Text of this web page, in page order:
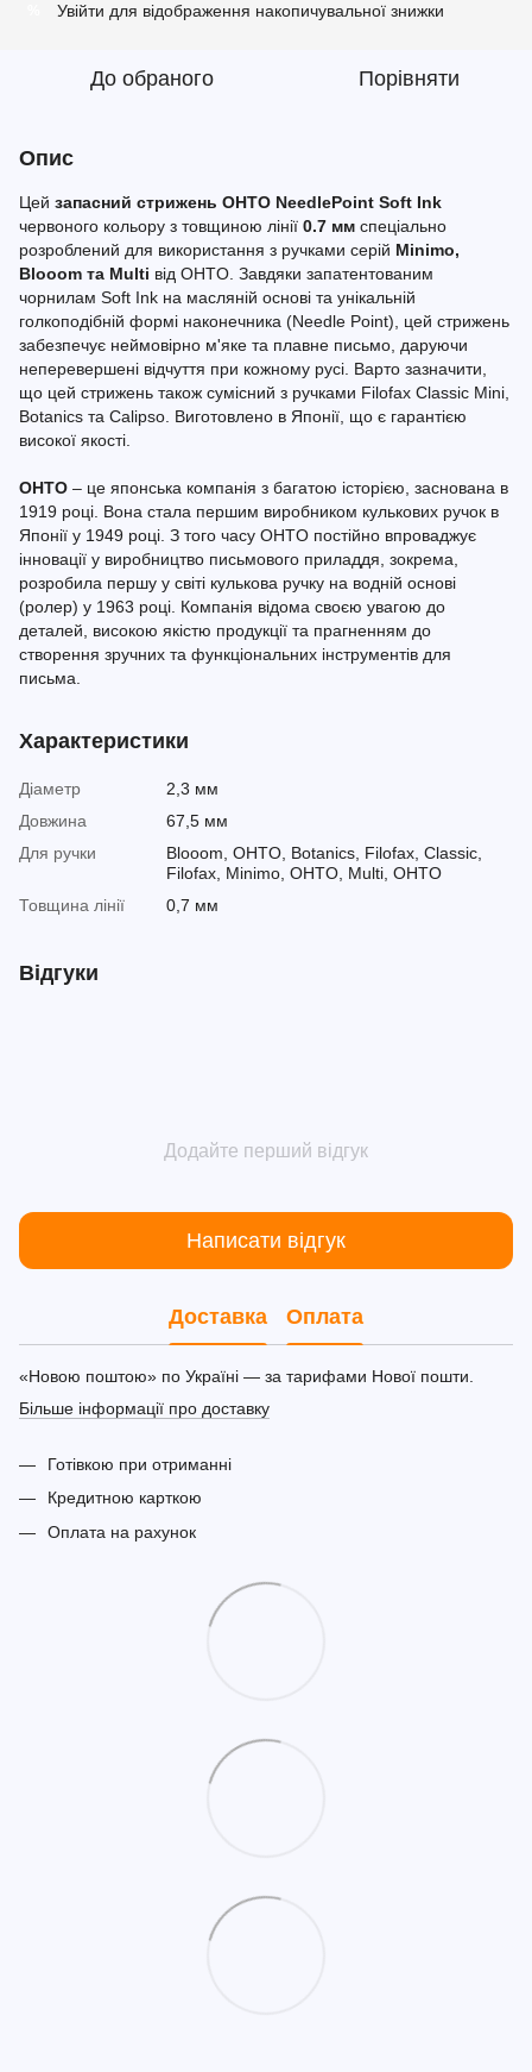
Увійти для відображення накопичувальної знижки
До обраного Порівняти
Опис
Цей запасний стрижень OHTO NeedlePoint Soft Ink
червоного кольору з товщиною лінії 0.7 мм спеціально
розроблений для використання з ручками серій Minimo,
Blooom та Multi від OHTO. Завдяки запатентованим
чорнилам Soft Ink на масляній основі та унікальній
голкоподібній формі наконечника (Needle Point), цей стрижень
забезпечує неймовірно м'яке та плавне письмо, даруючи
неперевершені відчуття при кожному русі. Варто зазначити,
що цей стрижень також сумісний з ручками Filofax Classic Mini,
Botanics та Calipso. Виготовлено в Японії, що є гарантією
високої якості.
OHTO – це японська компанія з багатою історією, заснована в
1919 році. Вона стала першим виробником кулькових ручок в
Японії у 1949 році. З того часу OHTO постійно впроваджує
інновації у виробництво письмового приладдя, зокрема,
розробила першу у світі кулькова ручку на водній основі
(ролер) у 1963 році. Компанія відома своєю увагою до
деталей, високою якістю продукції та прагненням до
створення зручних та функціональних інструментів для
письма.
Характеристики
Діаметр
2,3 мм
Довжина
67,5 мм
Для ручки
Blooom, OHTO, Botanics, Filofax, Classic,
Filofax, Minimo, OHTO, Multi, OHTO
Товщина лінії
0,7 мм
Відгуки
Додайте перший відгук
Написати відгук
Доставка Оплата
«Новою поштою» по Україні — за тарифами Нової пошти.
Більше інформації про доставку
Готівкою при отриманні
Кредитною карткою
Оплата на рахунок